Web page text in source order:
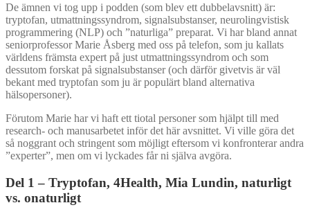
De ämnen vi tog upp i podden (som blev ett dubbelavsnitt) är:
tryptofan, utmattningssyndrom, signalsubstanser, neurolingvistisk
programmering (NLP) och ”naturliga” preparat. Vi har bland annat
seniorprofessor Marie Åsberg med oss på telefon, som ju kallats
världens främsta expert på just utmattningssyndrom och som
dessutom forskat på signalsubstanser (och därför givetvis är väl
bekant med tryptofan som ju är populärt bland alternativa
hälsopersoner).
Förutom Marie har vi haft ett tiotal personer som hjälpt till med
research- och manusarbetet inför det här avsnittet. Vi ville göra det
så noggrant och stringent som möjligt eftersom vi konfronterar andra
”experter”, men om vi lyckades får ni själva avgöra.
Del 1 – Tryptofan, 4Health, Mia Lundin, naturligt
vs. onaturligt